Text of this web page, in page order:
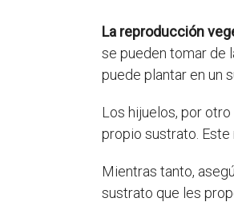
La reproducción
se pueden tomar de
puede plantar en un
Los hijuelos, por
propio sustrato.
Mientras tanto,
sustrato que les